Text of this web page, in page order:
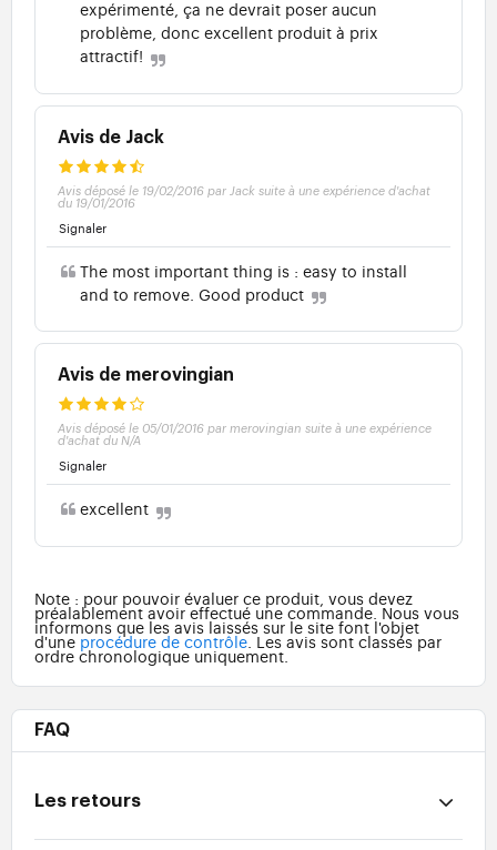
expérimenté, ça ne devrait poser aucun
problème, donc excellent produit à prix
attractif!
Avis de Jack
Avis déposé le 19/02/2016 par Jack suite à une expérience d'achat
du 19/01/2016
Signaler
The most important thing is : easy to install
and to remove. Good product
Avis de merovingian
Avis déposé le 05/01/2016 par merovingian suite à une expérience
d'achat du N/A
Signaler
excellent
Note : pour pouvoir évaluer ce produit, vous devez
préalablement avoir effectué une commande. Nous vous
informons que les avis laissés sur le site font l'objet
d'une procédure de contrôle . Les avis sont classés par
ordre chronologique uniquement.
FAQ
Les retours